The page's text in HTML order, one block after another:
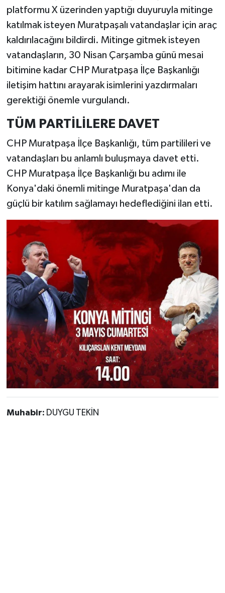
platformu X üzerinden yaptığı duyuruyla mitinge
katılmak isteyen Muratpaşalı vatandaşlar için araç
kaldırılacağını bildirdi. Mitinge gitmek isteyen
vatandaşların, 30 Nisan Çarşamba günü mesai
bitimine kadar CHP Muratpaşa İlçe Başkanlığı
iletişim hattını arayarak isimlerini yazdırmaları
gerektiği önemle vurgulandı.
TÜM PARTİLİLERE DAVET
CHP Muratpaşa İlçe Başkanlığı, tüm partilileri ve
vatandaşları bu anlamlı buluşmaya davet etti.
CHP Muratpaşa İlçe Başkanlığı bu adımı ile
Konya'daki önemli mitinge Muratpaşa'dan da
güçlü bir katılım sağlamayı hedeflediğini ilan etti.
Muhabir: DUYGU TEKİN